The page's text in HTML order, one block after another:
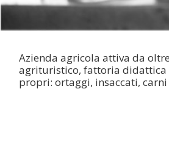
Azienda agricola attiva da
agrituristico, fattoria didattica
propri: ortaggi, insaccati,